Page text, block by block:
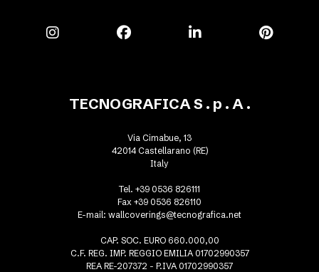
TECNOGRAFICA S . p . A .
Via Cimabue, 13
42014 Castellarano (RE)
Italy
Tel. +39 0536 826111
Fax +39 0536 826110
E-mail: wallcoverings@tecnografica.net
CAP. SOC. EURO 660.000,00
C.F. REG. IMP. REGGIO EMILIA 01702990357
REA RE-207372 - P.IVA 01702990357